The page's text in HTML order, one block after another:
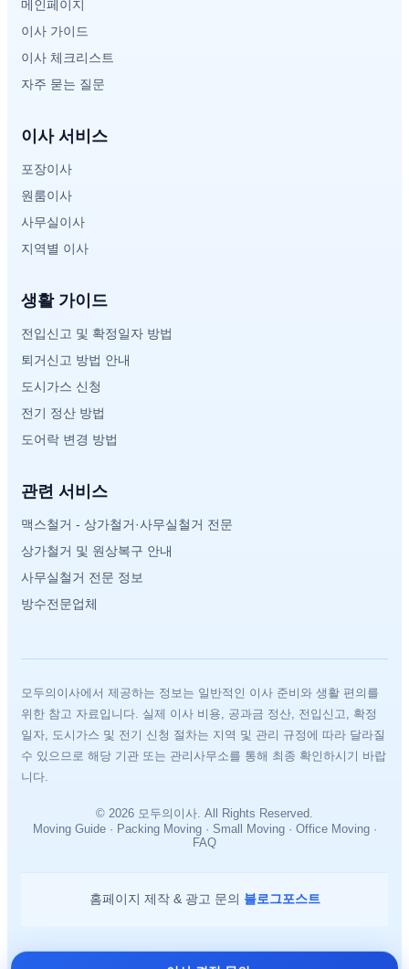
메인페이지
이사 가이드
이사 체크리스트
자주 묻는 질문
이사 서비스
포장이사
원룸이사
사무실이사
지역별 이사
생활 가이드
전입신고 및 확정일자 방법
퇴거신고 방법 안내
도시가스 신청
전기 정산 방법
도어락 변경 방법
관련 서비스
맥스철거 - 상가철거·사무실철거 전문
상가철거 및 원상복구 안내
사무실철거 전문 정보
방수전문업체
모두의이사에서 제공하는 정보는 일반적인 이사 준비와 생활 편의를
위한 참고 자료입니다. 실제 이사 비용, 공과금 정산, 전입신고, 확정
일자, 도시가스 및 전기 신청 절차는 지역 및 관리 규정에 따라 달라질
수 있으므로 해당 기관 또는 관리사무소를 통해 최종 확인하시기 바랍
니다.
© 2026 모두의이사. All Rights Reserved.
Moving Guide · Packing Moving · Small Moving · Office Moving ·
FAQ
홈페이지 제작 & 광고 문의 블로그포스트